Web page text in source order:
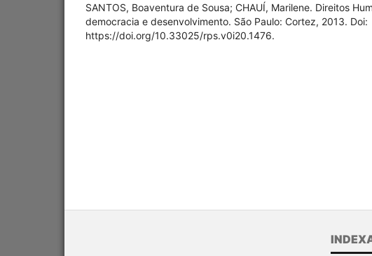
SANTOS, Boaventura de Sousa; CHAUÍ, Marilene. Direitos
democracia e desenvolvimento. São Paulo: Cortez, 2013. Doi:
https://doi.org/10.33025/rps.v0i20.1476.